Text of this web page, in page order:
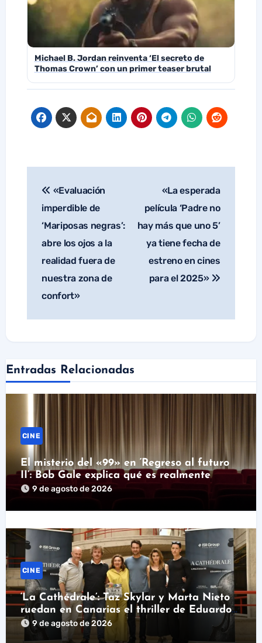
Michael B. Jordan reinventa ‘El secreto de
Thomas Crown’ con un primer teaser brutal
Navegación
de
«Evaluación
imperdible de
‘Mariposas negras’:
abre los ojos a la
realidad fuera de
nuestra zona de
confort»
«La esperada
película ‘Padre no
hay más que uno 5’
ya tiene fecha de
estreno en cines
para el 2025»
Entradas Relacionadas
CINE
El misterio del «99» en ‘Regreso al futuro
II’: Bob Gale explica qué es realmente
9 de agosto de 2026
CINE
‘La Cathédrale’: Taz Skylar y Marta Nieto
ruedan en Canarias el thriller de Eduardo
Cubillo
9 de agosto de 2026